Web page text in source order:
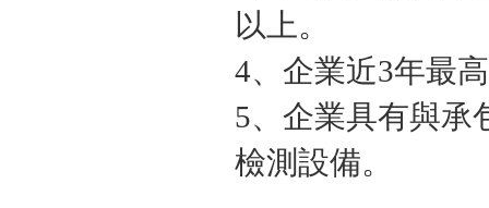
以上。
4、企業近3年最
5、企業具有與承
檢測設備。